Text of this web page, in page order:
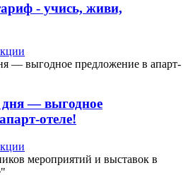
- учись, живи,
— выгодное
отеле!